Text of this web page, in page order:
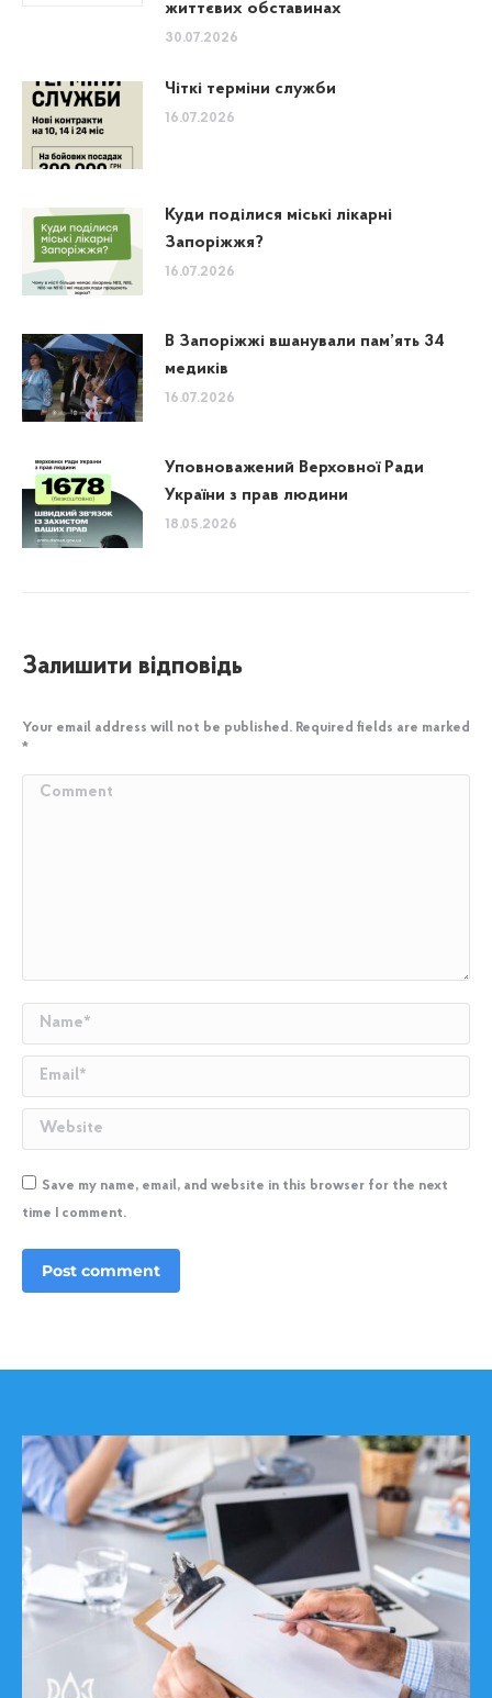
життєвих обставинах
30.07.2026
Чіткі терміни служби
16.07.2026
Куди поділися міські лікарні
Запоріжжя?
16.07.2026
В Запоріжжі вшанували пам’ять 34
медиків
16.07.2026
Уповноважений Верховної Ради
України з прав людини
18.05.2026
Залишити відповідь
Your email address will not be published. Required fields are marked
*
Comment
Name *
Email *
Website
Save my name, email, and website in this browser for the next
time I comment.
Post comment